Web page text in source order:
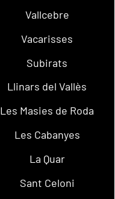
Vallcebre
Vacarisses
Subirats
Llinars del Vallès
Les Masies de Roda
Les Cabanyes
La Quar
Sant Celoni